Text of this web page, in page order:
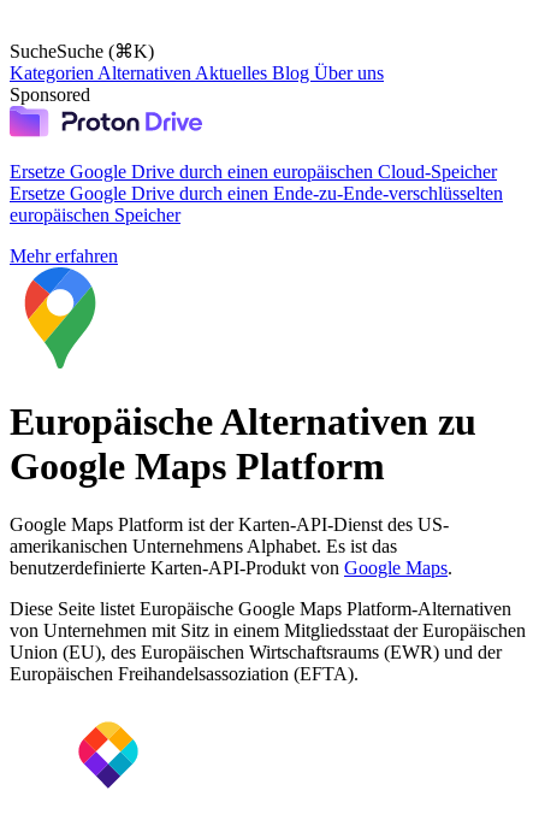
SucheSuche (⌘K)
Kategorien Alternativen Aktuelles Blog Über uns
Sponsored
Ersetze Google Drive durch einen europäischen Cloud-Speicher
Ersetze Google Drive durch einen Ende-zu-Ende-verschlüsselten
europäischen Speicher
Mehr erfahren
Europäische Alternativen zu
Google Maps Platform
Google Maps Platform ist der Karten-API-Dienst des US-
amerikanischen Unternehmens Alphabet. Es ist das
benutzerdefinierte Karten-API-Produkt von Google Maps.
Diese Seite listet Europäische Google Maps Platform-Alternativen
von Unternehmen mit Sitz in einem Mitgliedsstaat der Europäischen
Union (EU), des Europäischen Wirtschaftsraums (EWR) und der
Europäischen Freihandelsassoziation (EFTA).